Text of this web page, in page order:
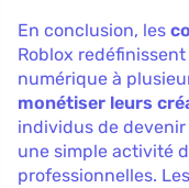
En conclusion, les
Roblox
numérique à
monétiser leurs
individus de
une simple activité
professionnelles.